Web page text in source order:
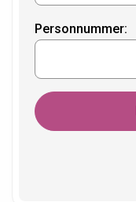
Personnummer: